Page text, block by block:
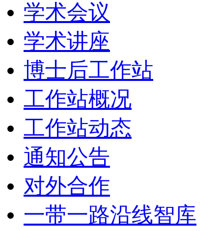
学术会议
学术讲座
博士后工作站
工作站概况
工作站动态
通知公告
对外合作
一带一路沿线智库